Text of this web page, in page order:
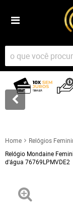
Home
Relógios
Relógio Mondaine
d'água 76769LPMVDE2